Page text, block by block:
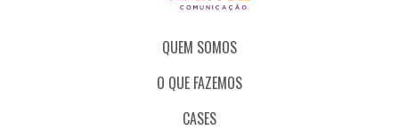
QUEM SOMOS
O QUE FAZEMOS
CASES